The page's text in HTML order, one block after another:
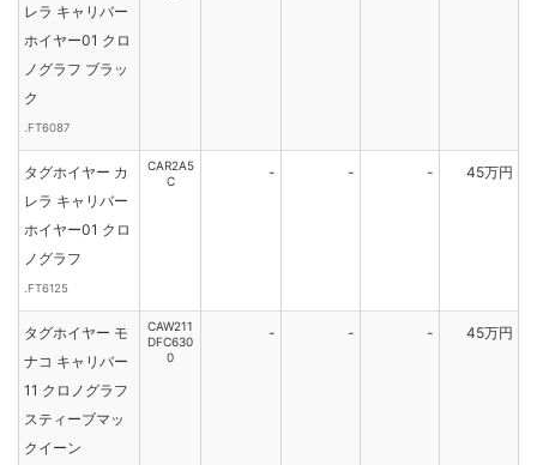
レラ キャリバー
ホイヤー01 クロ
ノグラフ ブラッ
ク
.FT6087
タグホイヤー カ
レラ キャリバー
ホイヤー01 クロ
ノグラフ
.FT6125
CAR2A5
C
- - - 45万円
タグホイヤー モ
ナコ キャリバー
11 クロノグラフ
スティーブマッ
クイーン
CAW211
DFC630
0
- - - 45万円